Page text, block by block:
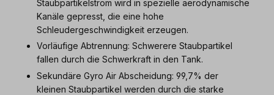
Staubpartikelstrom wird in spezielle aerodynamische
Kanäle gepresst, die eine hohe
Schleudergeschwindigkeit erzeugen.
Vorläufige Abtrennung: Schwerere Staubpartikel
fallen durch die Schwerkraft in den Tank.
Sekundäre Gyro Air Abscheidung: 99,7% der
kleinen Staubpartikel werden durch die starke